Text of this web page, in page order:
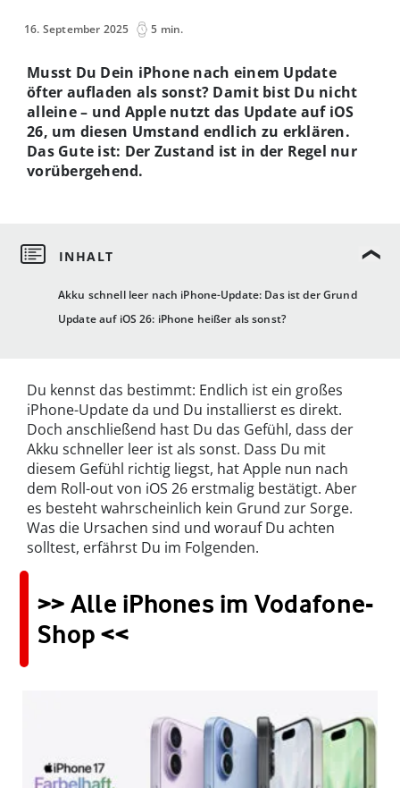
16. September 2025 5 min.
Akku schnell leer nach iPhone-Update: Das ist der Grund
Update auf iOS 26: iPhone heißer als sonst?
Musst Du Dein iPhone nach einem Update
öfter aufladen als sonst? Damit bist Du nicht
alleine – und Apple nutzt das Update auf iOS
26, um diesen Umstand endlich zu erklären.
Das Gute ist: Der Zustand ist in der Regel nur
vorübergehend.
Du kennst das bestimmt: Endlich ist ein großes
iPhone-Update da und Du installierst es direkt.
Doch anschließend hast Du das Gefühl, dass der
Akku schneller leer ist als sonst. Dass Du mit
diesem Gefühl richtig liegst, hat Apple nun nach
dem Roll-out von iOS 26 erstmalig bestätigt. Aber
es besteht wahrscheinlich kein Grund zur Sorge.
Was die Ursachen sind und worauf Du achten
solltest, erfährst Du im Folgenden.
>> Alle iPhones im Vodafone-
Shop <<